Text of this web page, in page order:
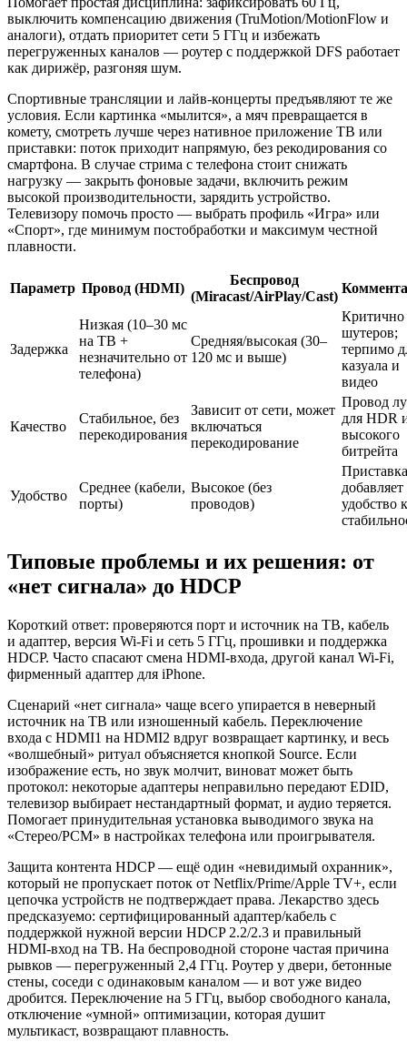
выключить компенсацию движения (TruMotion/MotionFlow и
аналоги), отдать приоритет сети 5 ГГц и избежать
перегруженных каналов — роутер с поддержкой DFS работает
как дирижёр, разгоняя шум.
Спортивные трансляции и лайв‑концерты предъявляют те же
условия. Если картинка «мылится», а мяч превращается в
комету, смотреть лучше через нативное приложение ТВ или
приставки: поток приходит напрямую, без рекодирования со
смартфона. В случае стрима с телефона стоит снижать
нагрузку — закрыть фоновые задачи, включить режим
высокой производительности, зарядить устройство.
Телевизору помочь просто — выбрать профиль «Игра» или
«Спорт», где минимум постобработки и максимум честной
плавности.
Параметр Провод (HDMI)
Беспровод
(Miracast/AirPlay/Cast)
Задержка
Низкая (10–30 мс
на ТВ +
незначительно от
телефона)
Средняя/высокая (30–
120 мс и выше)
Критично
шутеров;
терпимо
казуала и
видео
Качество
Стабильное, без
перекодирования
Зависит от сети, может
включаться
перекодирование
Провод
для HDR
высокого
битрейта
Удобство
Среднее (кабели,
порты)
Высокое (без
проводов)
Приставка
добавляет
удобство к
Типовые проблемы и их решения: от
«нет сигнала» до HDCP
Короткий ответ: проверяются порт и источник на ТВ, кабель
и адаптер, версия Wi‑Fi и сеть 5 ГГц, прошивки и поддержка
HDCP. Часто спасают смена HDMI‑входа, другой канал Wi‑Fi,
фирменный адаптер для iPhone.
Сценарий «нет сигнала» чаще всего упирается в неверный
источник на ТВ или изношенный кабель. Переключение
входа с HDMI1 на HDMI2 вдруг возвращает картинку, и весь
«волшебный» ритуал объясняется кнопкой Source. Если
изображение есть, но звук молчит, виноват может быть
протокол: некоторые адаптеры неправильно передают EDID,
телевизор выбирает нестандартный формат, и аудио теряется.
Помогает принудительная установка выводимого звука на
«Стерео/PCM» в настройках телефона или проигрывателя.
Защита контента HDCP — ещё один «невидимый охранник»,
который не пропускает поток от Netflix/Prime/Apple TV+, если
цепочка устройств не подтверждает права. Лекарство здесь
предсказуемо: сертифицированный адаптер/кабель с
поддержкой нужной версии HDCP 2.2/2.3 и правильный
HDMI‑вход на ТВ. На беспроводной стороне частая причина
рывков — перегруженный 2,4 ГГц. Роутер у двери, бетонные
стены, соседи с одинаковым каналом — и вот уже видео
дробится. Переключение на 5 ГГц, выбор свободного канала,
отключение «умной» оптимизации, которая душит
мультикаст, возвращают плавность.